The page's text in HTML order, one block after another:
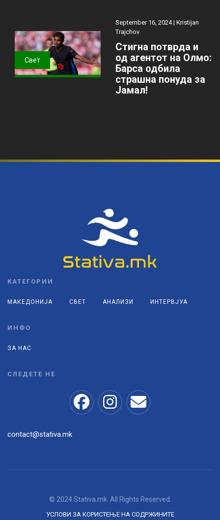
Свет
September 16, 2024 | Kristijan
Trajchov
Стигна потврда и
од агентот на Олмо:
Барса одбила
страшна понуда за
Јамал!
КАТЕГОРИИ
МАКЕДОНИЈА СВЕТ АНАЛИЗИ ИНТЕРВЈУА
ИНФО
ЗА НАС
СЛЕДЕТЕ НЕ
contact@stativa.mk
© 2024 Stativa.mk. All Rights Reserved.
УСЛОВИ ЗА КОРИСТЕЊЕ НА СОДРЖИНИТЕ